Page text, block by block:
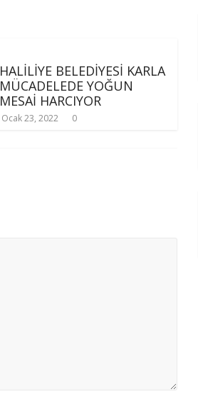
HALİLİYE BELEDİYESİ KARLA
MÜCADELEDE YOĞUN
MESAİ HARCIYOR
Ocak 23, 2022 0